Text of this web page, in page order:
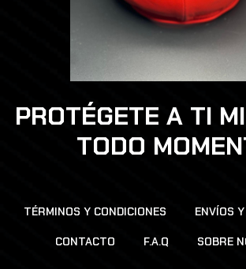
PROTÉGETE A TI
TODO
TÉRMINOS Y CONDICIONES ENVÍOS
CONTACTO F.A.Q SOBRE